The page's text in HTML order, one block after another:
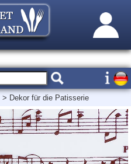
> Dekor für die Patisserie